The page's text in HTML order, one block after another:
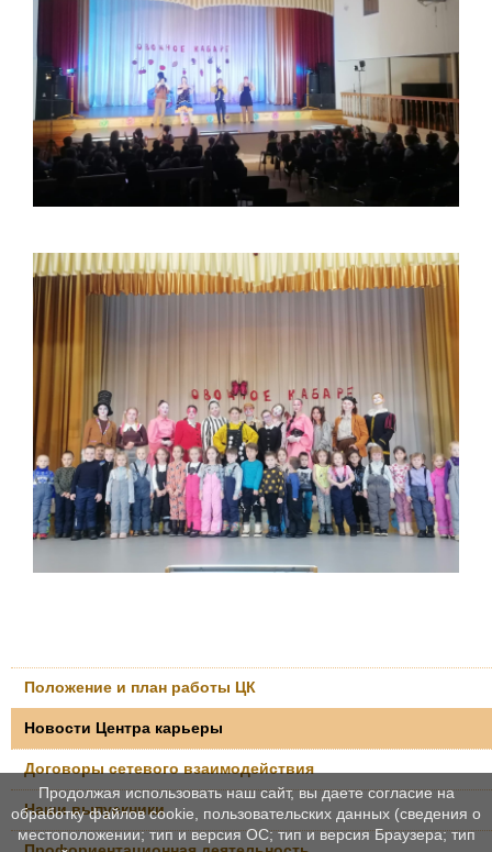
Положение и план работы ЦК
Новости Центра карьеры
Договоры сетевого взаимодействия
Наши выпускники
Продолжая использовать наш сайт, вы даете согласие на
обработку файлов cookie, пользовательских данных (сведения о
местоположении; тип и версия ОС; тип и версия Браузера; тип